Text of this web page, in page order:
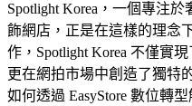
Spotlight Korea，一個專注
飾網店，正是在這樣的理念
作，Spotlight Korea 不僅實
更在網拍市場中創造了獨特
如何透過 EasyStore 數位轉